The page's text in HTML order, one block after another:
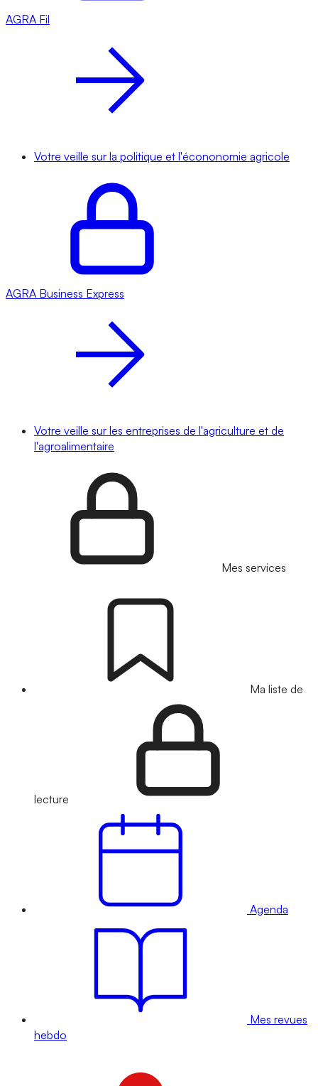
AGRA Fil
Votre veille sur la politique et l'écononomie agricole
AGRA Business Express
Votre veille sur les entreprises de l'agriculture et de
l'agroalimentaire
Mes services
Ma liste de
lecture
Agenda
Mes revues
hebdo